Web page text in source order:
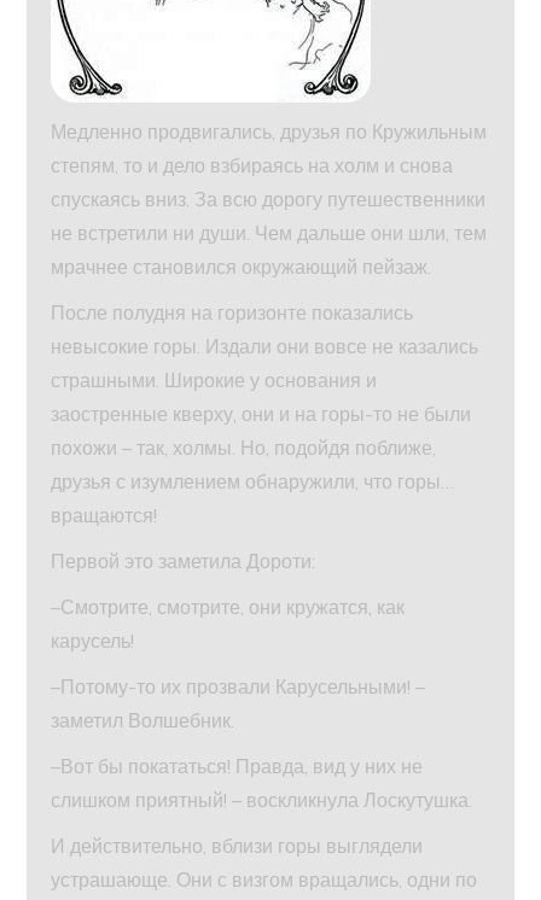
Медленно продвигались, друзья по Кружильным
степям, то и дело взбираясь на холм и снова
спускаясь вниз. За всю дорогу путешественники
не встретили ни души. Чем дальше они шли, тем
мрачнее становился окружающий пейзаж.
После полудня на горизонте показались
невысокие горы. Издали они вовсе не казались
страшными. Широкие у основания и
заостренные кверху, они и на горы-то не были
похожи – так, холмы. Но, подойдя поближе,
друзья с изумлением обнаружили, что горы…
вращаются!
Первой это заметила Дороти:
–Смотрите, смотрите, они кружатся, как
карусель!
–Потому-то их прозвали Карусельными! –
заметил Волшебник.
–Вот бы покататься! Правда, вид у них не
слишком приятный! – воскликнула Лоскутушка.
И действительно, вблизи горы выглядели
устрашающе. Они с визгом вращались, одни по